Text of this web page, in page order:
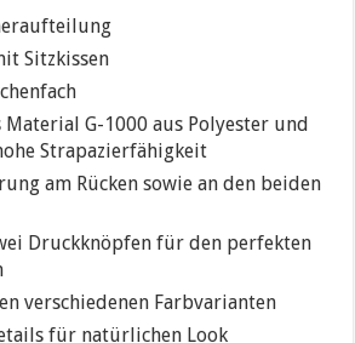
Sitzkissen
G-1000 aus Polyester und
Strapazierfähigkeit
am Rücken sowie an den beiden
Druckknöpfen für den perfekten
verschiedenen Farbvarianten
für natürlichen Look